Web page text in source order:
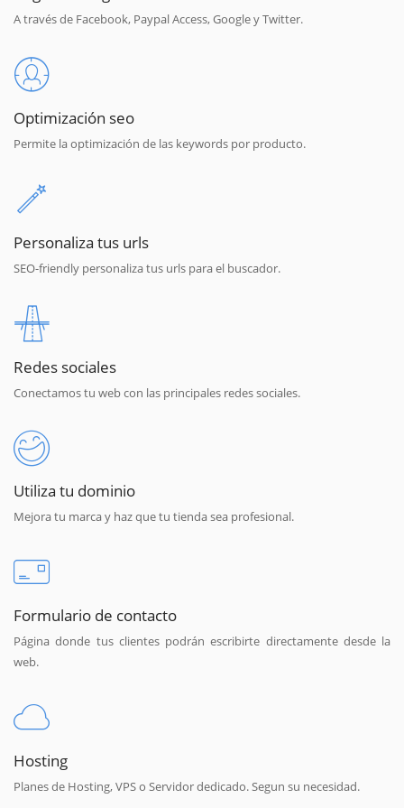
A través de Facebook, Paypal Access, Google y Twitter.
Optimización seo
Permite la optimización de las keywords por producto.
Personaliza tus urls
SEO-friendly personaliza tus urls para el buscador.
Redes sociales
Conectamos tu web con las principales redes sociales.
Utiliza tu dominio
Mejora tu marca y haz que tu tienda sea profesional.
Formulario de contacto
Página donde tus clientes podrán escribirte directamente desde la
web.
Hosting
Planes de Hosting, VPS o Servidor dedicado. Segun su necesidad.